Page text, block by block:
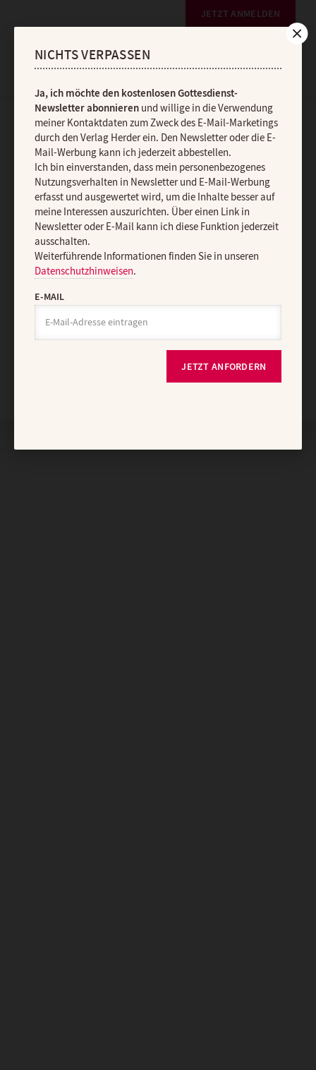
JETZT ANMELDEN
AGB und Widerrufsbelehrung Datenschutz Barrierefreiheit
Impressum
Vertrag widerrufen Abo online kündigen
NICHTS VERPASSEN
Ja, ich möchte den kostenlosen Gottesdienst-
Newsletter abonnierenund willige in die Verwendung
meiner Kontaktdaten zum Zweck des E-Mail-Marketings
durch den Verlag Herder ein. Den Newsletter oder die E-
Mail-Werbung kann ich jederzeit abbestellen.
Ich bin einverstanden, dass mein personenbezogenes
Nutzungsverhalten in Newsletter und E-Mail-Werbung
erfasst und ausgewertet wird, um die Inhalte besser auf
meine Interessen auszurichten. Über einen Link in
Newsletter oder E-Mail kann ich diese Funktion jederzeit
ausschalten.
Weiterführende Informationen finden Sie in unseren
Datenschutzhinweisen.
E-MAIL
JETZT ANFORDERN